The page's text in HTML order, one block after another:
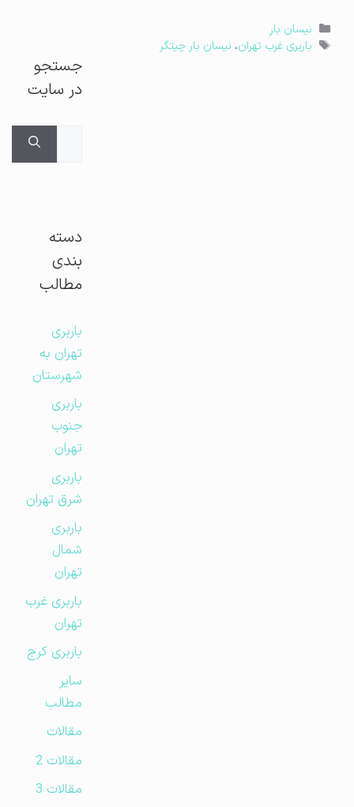
دسته‌ها
نیسان بار
برچسب‌ها
باربری غرب تهران ،نیسان بار چیتگر
جستجو
در سایت
دسته
بندی
مطالب
باربری
تهران به
شهرستان
باربری
جنوب
تهران
باربری
شرق تهران
باربری
شمال
تهران
باربری غرب
تهران
باربری کرج
مطالب
مقالات
مقالات 2
مقالات 3